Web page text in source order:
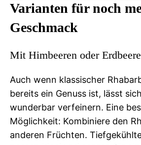
Varianten für noch
Geschmack
Mit Himbeeren oder
Auch wenn klassischer
bereits ein Genuss ist, lässt
wunderbar verfeinern. Eine
Möglichkeit: Kombiniere den
anderen Früchten.